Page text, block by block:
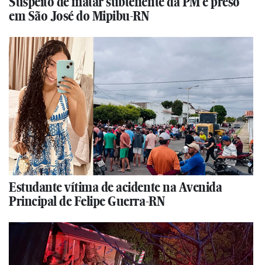
em São José do Mipibu-RN
Estudante vítima de acidente na Avenida
Principal de Felipe Guerra-RN